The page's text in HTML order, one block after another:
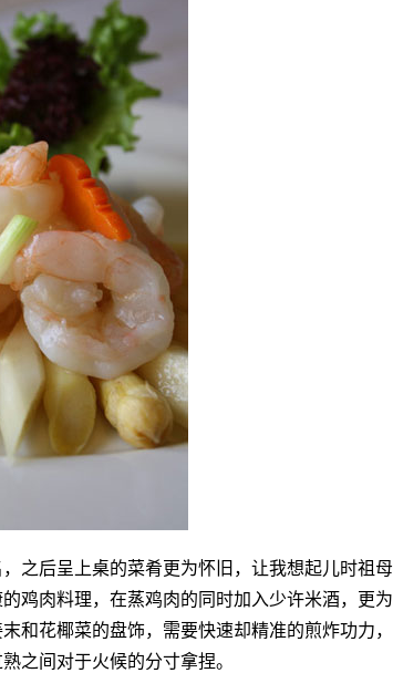
之后呈上桌的菜肴更为怀旧，让我想起儿时祖母
鸡肉料理，在蒸鸡肉的同时加入少许米酒，更为
和花椰菜的盘饰，需要快速却精准的煎炸功力，
之间对于火候的分寸拿捏。